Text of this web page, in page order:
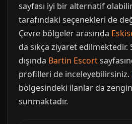
sayfası iyi bir alternatif
tarafındaki seçenekleri de
Çevre bölgeler arasında
da sıkça ziyaret
dışında Bartin Escort
profilleri de inceleyebilirsiniz.
bölgesindeki ilanlar da
sunmaktadır.